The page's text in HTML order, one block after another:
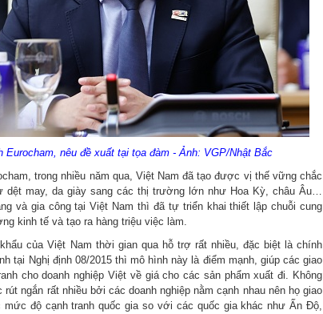
Eurocham, nêu đề xuất tại tọa đàm - Ảnh: VGP/Nhật Bắc
trong nhiều năm qua, Việt Nam đã tạo được vị thế vững chắc
dệt may, da giày sang các thị trường lớn như Hoa Kỳ, châu Âu…
và gia công tại Việt Nam thì đã tự triển khai thiết lập chuỗi cung
kinh tế và tạo ra hàng triệu việc làm.
của Việt Nam thời gian qua hỗ trợ rất nhiều, đặc biệt là chính
tại Nghị định 08/2015 thì mô hình này là điểm mạnh, giúp các giao
cho doanh nghiệp Việt về giá cho các sản phẩm xuất đi. Không
ngắn rất nhiều bởi các doanh nghiệp nằm cạnh nhau nên họ giao
độ cạnh tranh quốc gia so với các quốc gia khác như Ấn Độ,